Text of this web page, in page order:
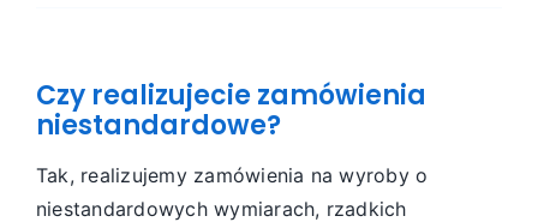
WYROBY STALOWE I HUTNICZE
KONTAKT
Czy realizujecie zamówienia
niestandardowe?
Tak, realizujemy zamówienia na wyroby o
niestandardowych wymiarach, rzadkich